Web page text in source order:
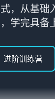
，从基
学完具备
进阶训练营